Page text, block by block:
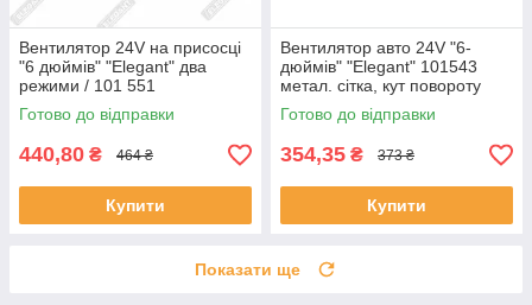
Вентилятор 24V на присосці
"6 дюймів" "Elegant" два
режими / 101 551
Готово до відправки
440,80 ₴ 464 ₴
Купити
Вентилятор авто 24V "6-
дюймів" "Elegant" 101543
метал. сітка, кут повороту
120*
Готово до відправки
354,35 ₴ 373 ₴
Купити
Показати ще